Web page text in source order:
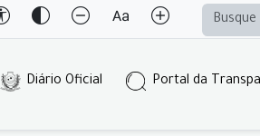
Diário Oficial Portal da